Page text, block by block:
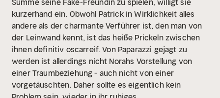
Summe seine Fake-Freundin zu spielen, willigt sie
kurzerhand ein. Obwohl Patrick in Wirklichkeit alles
andere als der charmante Verführer ist, den man von
der Leinwand kennt, ist das heiße Prickeln zwischen
ihnen definitiv oscarreif. Von Paparazzi gejagt zu
werden ist allerdings nicht Norahs Vorstellung von
einer Traumbeziehung - auch nicht von einer
vorgetäuschten. Daher sollte es eigentlich kein